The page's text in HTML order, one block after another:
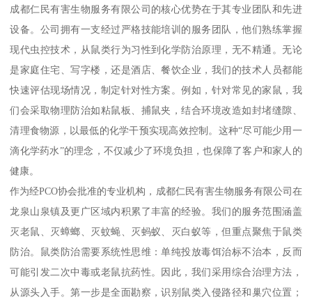
成都仁民有害生物服务有限公司的核心优势在于其专业团队和先进
设备。公司拥有一支经过严格技能培训的服务团队，他们熟练掌握
现代虫控技术，从鼠类行为习性到化学防治原理，无不精通。无论
是家庭住宅、写字楼，还是酒店、餐饮企业，我们的技术人员都能
快速评估现场情况，制定针对性方案。例如，针对常见的家鼠，我
们会采取物理防治如粘鼠板、捕鼠夹，结合环境改造如封堵缝隙、
清理食物源，以最低的化学干预实现高效控制。这种“尽可能少用一
滴化学药水”的理念，不仅减少了环境负担，也保障了客户和家人的
健康。
作为经PCO协会批准的专业机构，成都仁民有害生物服务有限公司在
龙泉山泉镇及更广区域内积累了丰富的经验。我们的服务范围涵盖
灭老鼠、灭蟑螂、灭蚊蝇、灭蚂蚁、灭白蚁等，但重点聚焦于鼠类
防治。鼠类防治需要系统性思维：单纯投放毒饵治标不治本，反而
可能引发二次中毒或老鼠抗药性。因此，我们采用综合治理方法，
从源头入手。第一步是全面勘察，识别鼠类入侵路径和巢穴位置；